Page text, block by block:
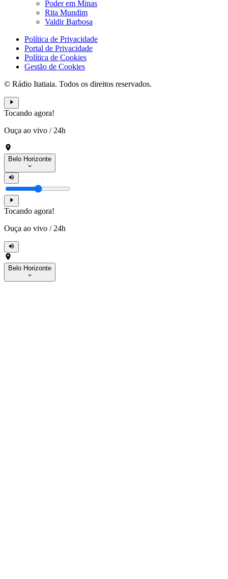
Poder em Minas
Rita Mundim
Valdir Barbosa
Política de Privacidade
Portal de Privacidade
Política de Cookies
Gestão de Cookies
© Rádio Itatiaia. Todos os direitos reservados.
Tocando agora!
Ouça ao vivo / 24h
Belo Horizonte
Tocando agora!
Ouça ao vivo / 24h
Belo Horizonte